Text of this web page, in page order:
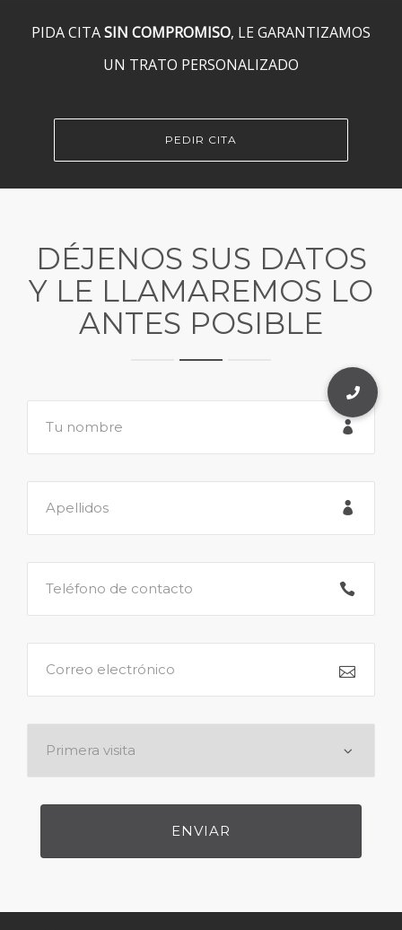
PIDA CITASIN COMPROMISO, LE GARANTIZAMOS
UN TRATO PERSONALIZADO
PEDIR CITA
DÉJENOS SUS DATOS
Y LE LLAMAREMOS LO
ANTES POSIBLE